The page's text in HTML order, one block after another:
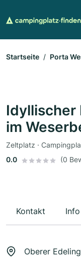
Startseite Porta
Idyllischer
im
Zeltplatz ·
0.0
(0
Kontakt Info
Oberer